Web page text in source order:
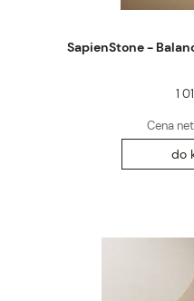
SapienStone -
1
Cena
do